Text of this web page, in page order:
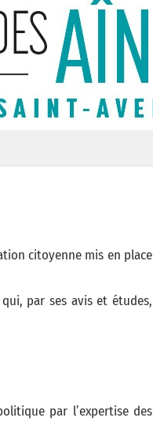
citoyenne mis en place
par ses avis et études,
par l’expertise des